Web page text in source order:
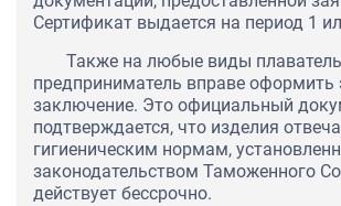
Сертификат выдается на период 1
Также на любые виды
предприниматель вправе оформить
заключение. Это официальный
подтверждается, что изделия
гигиеническим нормам,
законодательством Таможенного
действует бессрочно.